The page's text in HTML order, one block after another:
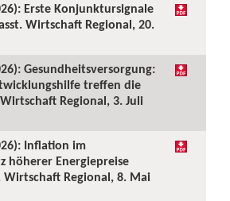
Erste Konjunktursignale
Wirtschaft Regional, 20.
Gesundheitsversorgung:
treffen die
Regional, 3. Juli
Inflation im
höherer Energiepreise
Regional, 8. Mai